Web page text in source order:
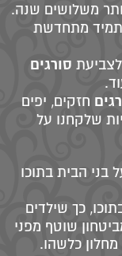
משלושים שנה.
ותמיד מתחדשת
סורגים
חזקים, יפים
שלקחנו על
בני הבית בתוכו
כך שילדים
שוטף מפני
כלשהו.